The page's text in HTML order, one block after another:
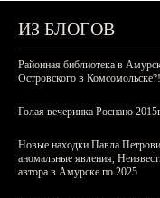
ИЗ БЛОГОВ
Районная библиотека в
Островского в Комсомольске?!
Голая вечеринка Роснано
Новые находки Павла
аномальные явления,
автора в Амурске по 2025